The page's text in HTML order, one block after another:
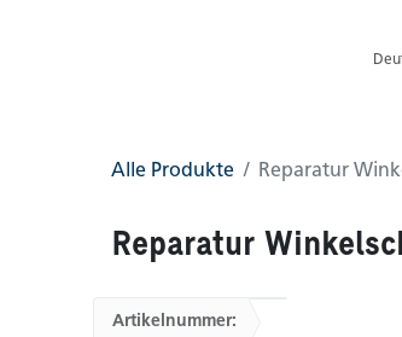
Alle Produkte Reparatur
Reparatur
Artikelnummer: